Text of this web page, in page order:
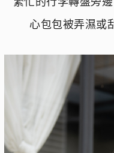
心包包被弄濕或